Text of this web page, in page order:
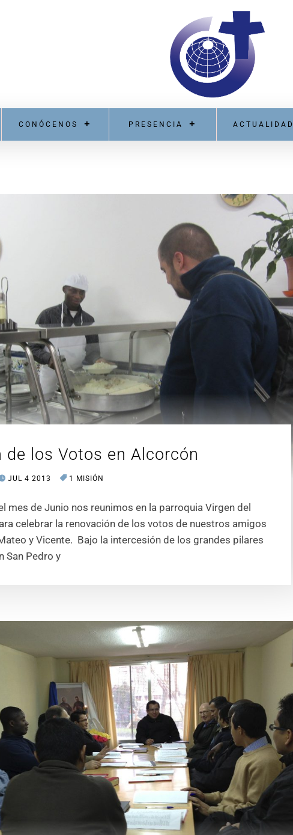
CONÓCENOS PRESENCIA ACTUALIDAD
de los Votos en Alcorcón
JUL 4 2013 1 MISIÓN
mes de Junio nos reunimos en la parroquia Virgen del
celebrar la renovación de los votos de nuestros amigos
y Vicente. Bajo la intercesión de los grandes pilares
San Pedro y